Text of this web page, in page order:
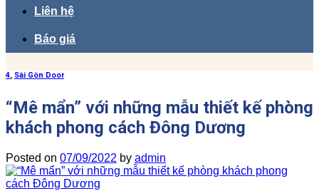
Liên hệ
Báo giá
4, Sài Gòn Door
“Mê mẩn” với những mẫu thiết kế phòng
khách phong cách Đông Dương
Posted on 07/09/2022 by admin